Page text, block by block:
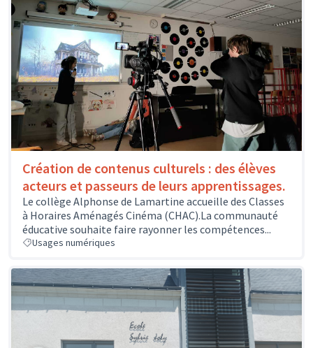
Création de contenus culturels : des élèves
acteurs et passeurs de leurs apprentissages.
Le collège Alphonse de Lamartine accueille des Classes
à Horaires Aménagés Cinéma (CHAC).La communauté
éducative souhaite faire rayonner les compétences...
Usages numériques